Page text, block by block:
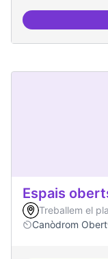
Espais
Treballem el
Canòdrom Obert